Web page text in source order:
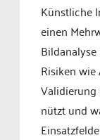
Künstliche
einen
Risiken
nützt und